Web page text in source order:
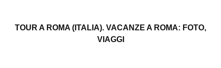
TOUR A ROMA (ITALIA). VACANZE A ROMA: FOTO,
VIAGGI